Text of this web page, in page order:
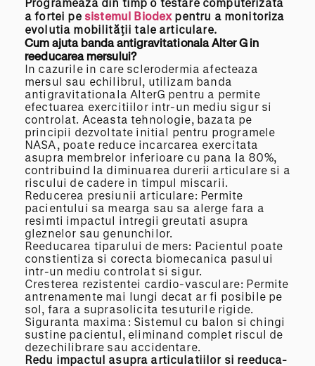
a fortei pe sistemul Biodexpentru a monitoriza
evolutia mobilității tale articulare.
Cum ajuta banda antigravitationala Alter G in
reeducarea mersului?
In cazurile in care sclerodermia afecteaza
mersul sau echilibrul, utilizam banda
antigravitationala AlterG pentru a permite
efectuarea exercitiilor intr-un mediu sigur si
controlat. Aceasta tehnologie, bazata pe
principii dezvoltate initial pentru programele
NASA, poate reduce incarcarea exercitata
asupra membrelor inferioare cu pana la 80%,
contribuind la diminuarea durerii articulare si a
riscului de cadere in timpul miscarii.
Reducerea presiunii articulare: Permite
pacientului sa mearga sau sa alerge fara a
resimti impactul intregii greutati asupra
gleznelor sau genunchilor.
Reeducarea tiparului de mers: Pacientul poate
constientiza si corecta biomecanica pasului
intr-un mediu controlat si sigur.
Cresterea rezistentei cardio-vasculare: Permite
antrenamente mai lungi decat ar fi posibile pe
sol, fara a suprasolicita tesuturile rigide.
Siguranta maxima: Sistemul cu balon si chingi
sustine pacientul, eliminand complet riscul de
dezechilibrare sau accidentare.
Redu impactul asupra articulatiilor si reeduca-